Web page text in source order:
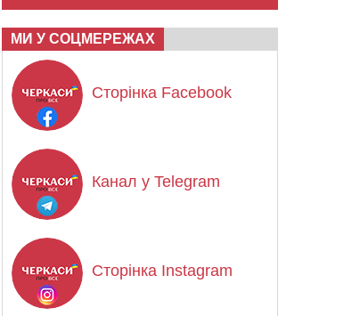
МИ У СОЦМЕРЕЖАХ
Сторінка Facebook
Канал у Telegram
Сторінка Instagram